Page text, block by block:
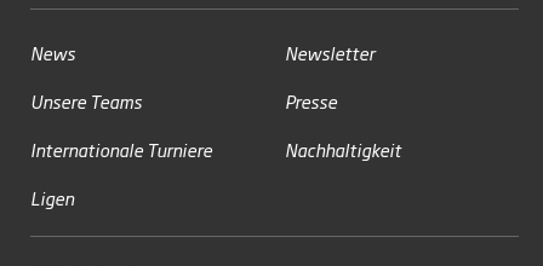
News
Unsere Teams
Internationale Turniere
Ligen
Newsletter
Presse
Nachhaltigkeit